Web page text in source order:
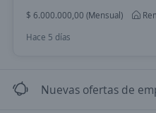
$ 6.000.000,00 (Mensual)
Hace 5 días
Nuevas ofertas de